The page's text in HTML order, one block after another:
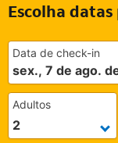
Escolha
Data de check-in
sex., 7 de ago.
Adultos